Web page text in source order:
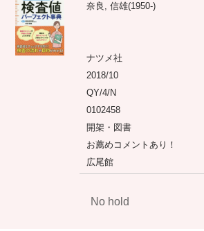
奈良, 信雄(1950-)
ナツメ社
2018/10
QY/4/N
0102458
開架・図書
お薦めコメントあり！
広尾館
No hold